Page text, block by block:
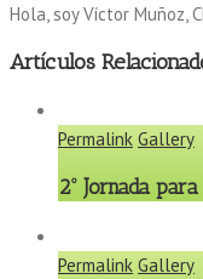
Hola, soy Víctor Muñoz,
Artículos
Permalink Gallery
2º Jornada
Permalink Gallery